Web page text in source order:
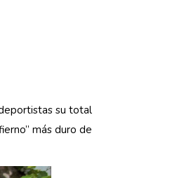
su total
más duro de